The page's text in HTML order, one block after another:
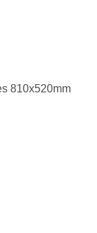
810x520mm